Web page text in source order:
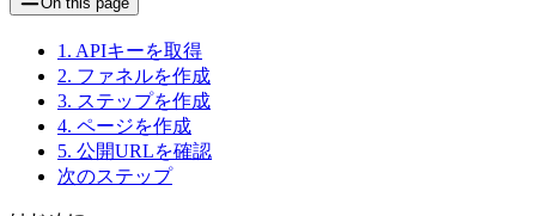
1. APIキーを取得
2. ファネルを作成
3. ステップを作成
4. ページを作成
5. 公開URLを確認
次のステップ